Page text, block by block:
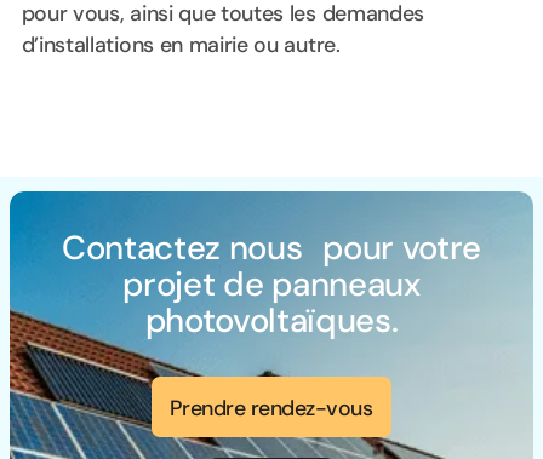
pour vous, ainsi que toutes les demandes
d’installations en mairie ou autre.
Contactez nous pour votre
projet de panneaux
photovoltaïques.
Prendre rendez-vous